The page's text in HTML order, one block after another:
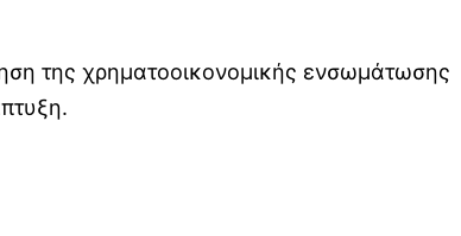
της χρηματοοικονομικής ενσωμάτωσης